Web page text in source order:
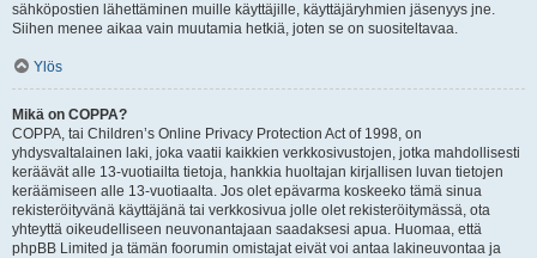
sähköpostien lähettäminen muille käyttäjille, käyttäjäryhmien jäsenyys jne.
Siihen menee aikaa vain muutamia hetkiä, joten se on suositeltavaa.
Ylös
Mikä on COPPA?
COPPA, tai Children’s Online Privacy Protection Act of 1998, on
yhdysvaltalainen laki, joka vaatii kaikkien verkkosivustojen, jotka mahdollisesti
keräävät alle 13-vuotiailta tietoja, hankkia huoltajan kirjallisen luvan tietojen
keräämiseen alle 13-vuotiaalta. Jos olet epävarma koskeeko tämä sinua
rekisteröityvänä käyttäjänä tai verkkosivua jolle olet rekisteröitymässä, ota
yhteyttä oikeudelliseen neuvonantajaan saadaksesi apua. Huomaa, että
phpBB Limited ja tämän foorumin omistajat eivät voi antaa lakineuvontaa ja